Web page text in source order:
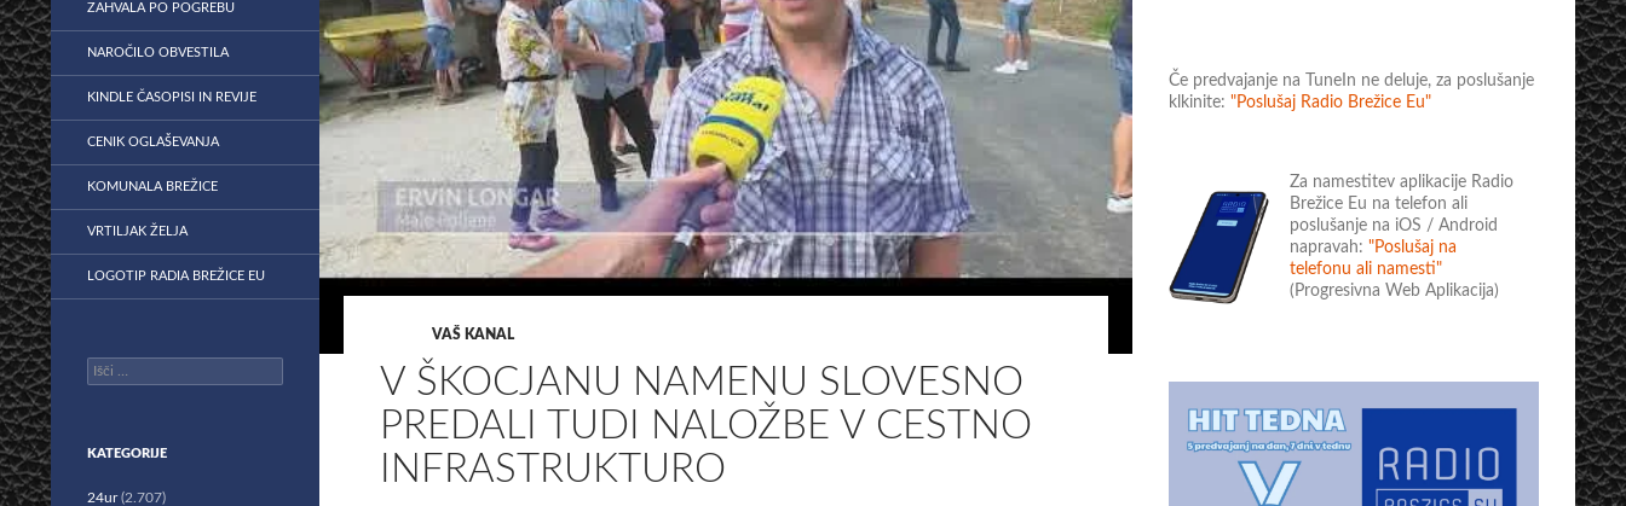
VAŠ KANAL
V ŠKOCJANU NAMENU SLOVESNO
PREDALI TUDI NALOŽBE V CESTNO
INFRASTRUKTURO
Če predvajanje na TuneIn ne deluje, za poslušanje
klkinite: "Poslušaj Radio Brežice Eu"
Za namestitev aplikacije Radio
Brežice Eu na telefon ali
poslušanje na iOS / Android
napravah: "Poslušaj na
telefonu ali namesti"
(Progresivna Web Aplikacija)
ZAHVALA PO POGREBU
NAROČILO OBVESTILA
KINDLE ČASOPISI IN REVIJE
CENIK OGLAŠEVANJA
KOMUNALA BREŽICE
VRTILJAK ŽELJA
LOGOTIP RADIA BREŽICE EU
Išči:
KATEGORIJE
24ur(2.707)